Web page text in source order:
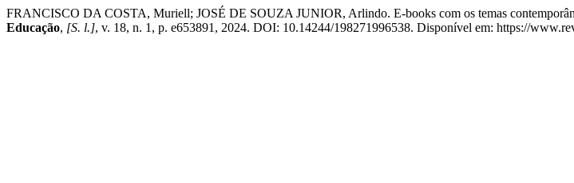
FRANCISCO DA COSTA, Muriell; JOSÉ DE SOUZA JUNIOR, Arlindo. E-books com os temas
Educação, [S. l.], v. 18, n. 1, p. e653891, 2024. DOI: 10.14244/198271996538. Disponível em: https://